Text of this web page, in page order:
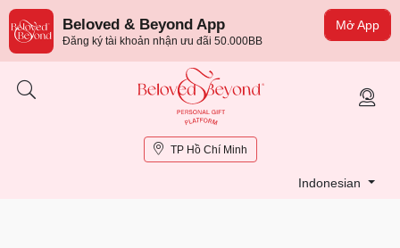
Mở App
Beloved & Beyond App
Đăng ký tài khoản nhận ưu đãi 50.000BB
TP Hồ Chí Minh
Indonesian